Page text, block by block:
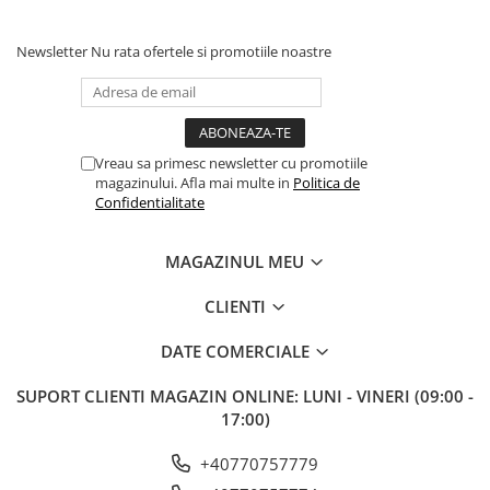
De la 6-12 luni:
4-8kg - 145g
8-12kg - 180g
20-25kg - 300g
25-30kg - 345g
Importator si Distribuitor: Petexpress Retail S.R.L., Soseaua
Newsletter Nu rata ofertele si promotiile noastre
Vreau sa primesc newsletter cu promotiile
magazinului. Afla mai multe in Politica de
Confidentialitate
MAGAZINUL MEU
CLIENTI
DATE COMERCIALE
SUPORT CLIENTI MAGAZIN ONLINE: LUNI - VINERI (09:00 -
17:00)
+40770757779